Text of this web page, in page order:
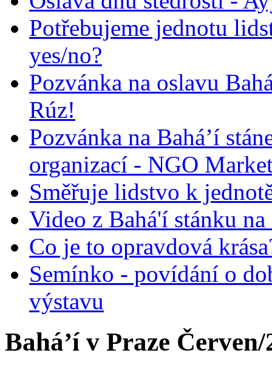
Potřebujeme jednotu
yes/no?
Pozvánka na oslavu
Rúz!
Pozvánka na Bahá’í
organizací - NGO
Směřuje lidstvo k
Video z Bahá'í stánku
Co je to opravdová
Semínko - povídání o
výstavu
Bahá’í v Praze Červen/